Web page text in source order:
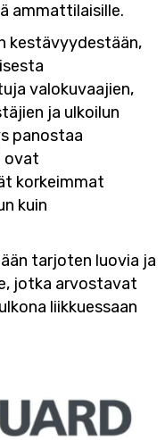
ammattilaisille.
kestävyydestään,
valokuvaajien,
ja ulkoilun
panostaa
ovat
korkeimmat
kuin
tarjoten luovia ja
jotka arvostavat
liikkuessaan